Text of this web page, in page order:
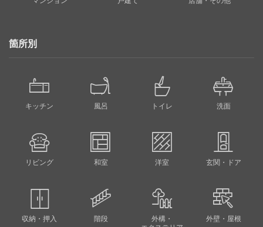
箇所別
キッチン 風呂 トイレ 洗面
リビング 和室 洋室 玄関・ドア
収納・押入 階段
外構・
外壁・屋根